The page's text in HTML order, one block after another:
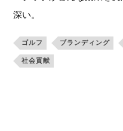
深い。
ゴルフ ブランディング
社会貢献